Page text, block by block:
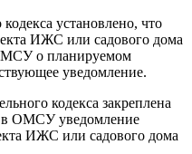
установлено, что
ИЖС или садового дома
о планируемом
уведомление.
кодекса закреплена
в ОМСУ уведомление
ИЖС или садового дома